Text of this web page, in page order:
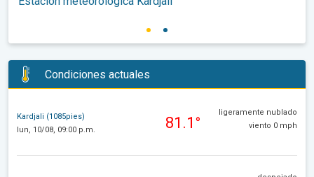
Condiciones actuales
Kardjali (1085pies)
lun, 10/08, 09:00 p.m.
81.1°
ligeramente nublado
viento 0 mph